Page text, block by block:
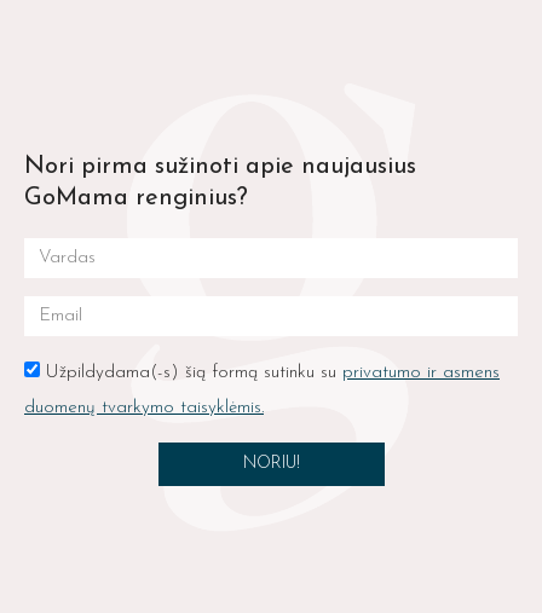
Nori pirma sužinoti apie naujausius
GoMama renginius?
Užpildydama(-s) šią formą sutinku su privatumo ir asmens
duomenų tvarkymo taisyklėmis.
NORIU!